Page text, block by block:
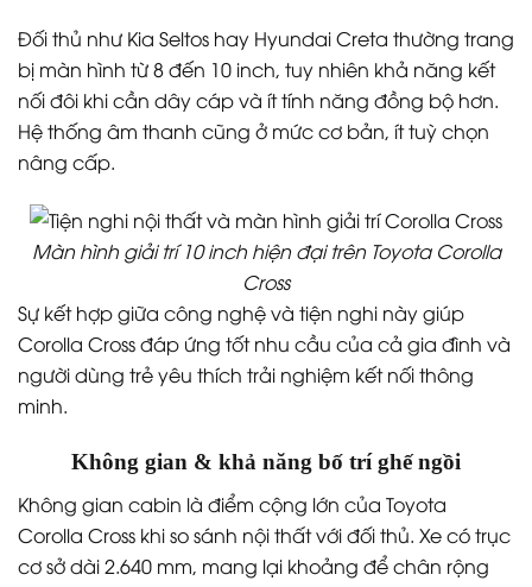
Đối thủ như Kia Seltos hay Hyundai Creta thường trang
bị màn hình từ 8 đến 10 inch, tuy nhiên khả năng kết
nối đôi khi cần dây cáp và ít tính năng đồng bộ hơn.
Hệ thống âm thanh cũng ở mức cơ bản, ít tuỳ chọn
nâng cấp.
Màn hình giải trí 10 inch hiện đại trên Toyota Corolla
Cross
Sự kết hợp giữa công nghệ và tiện nghi này giúp
Corolla Cross đáp ứng tốt nhu cầu của cả gia đình và
người dùng trẻ yêu thích trải nghiệm kết nối thông
minh.
Không gian & khả năng bố trí ghế ngồi
Không gian cabin là điểm cộng lớn của Toyota
Corolla Cross khi so sánh nội thất với đối thủ. Xe có trục
cơ sở dài 2.640 mm, mang lại khoảng để chân rộng